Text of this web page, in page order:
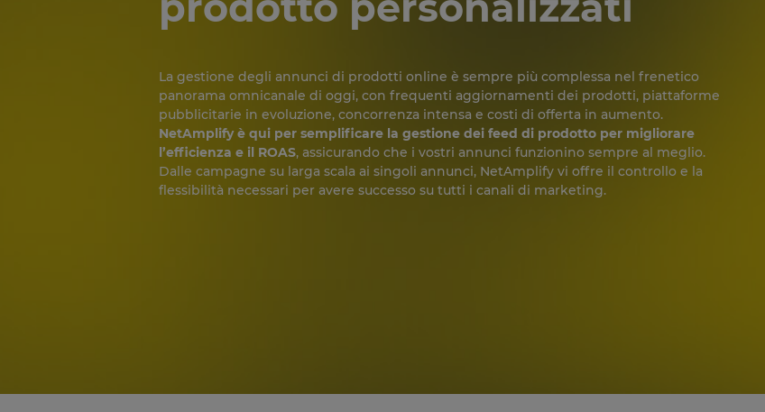
La gestione degli annunci di prodotti online è sempre più complessa nel frenetico
panorama omnicanale di oggi, con frequenti aggiornamenti dei prodotti, piattaforme
pubblicitarie in evoluzione, concorrenza intensa e costi di offerta in aumento.
NetAmplify è qui per semplificare la gestione dei feed di prodotto per migliorare
l’efficienza e il ROAS, assicurando che i vostri annunci funzionino sempre al meglio.
Dalle campagne su larga scala ai singoli annunci, NetAmplify vi offre il controllo e la
flessibilità necessari per avere successo su tutti i canali di marketing.